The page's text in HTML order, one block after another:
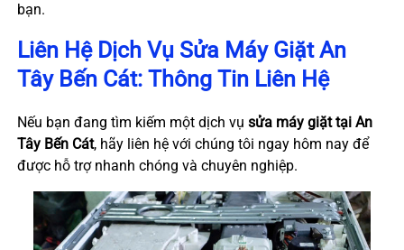
bạn.
Liên Hệ Dịch Vụ Sửa Máy Giặt An
Tây Bến Cát: Thông Tin Liên Hệ
Nếu bạn đang tìm kiếm một dịch vụ sửa máy giặt tại An
Tây Bến Cát, hãy liên hệ với chúng tôi ngay hôm nay để
được hỗ trợ nhanh chóng và chuyên nghiệp.